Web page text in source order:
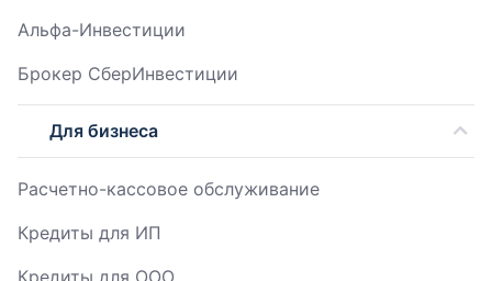
Альфа-Инвестиции
Брокер СберИнвестиции
Для бизнеса
Расчетно-кассовое обслуживание
Кредиты для ИП